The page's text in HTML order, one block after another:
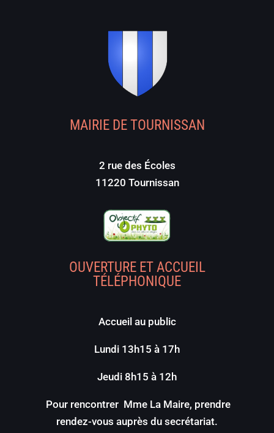
MAIRIE DE TOURNISSAN
2 rue des Écoles
11220 Tournissan
OUVERTURE ET ACCUEIL
TÉLÉPHONIQUE
Accueil au public
Lundi 13h15 à 17h
Jeudi 8h15 à 12h
Pour rencontrer Mme La Maire, prendre
rendez-vous auprès du secrétariat.